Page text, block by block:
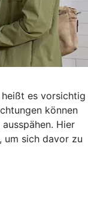
heißt es vorsichtig
können
Hier
um sich davor zu